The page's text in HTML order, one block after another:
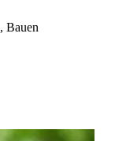
Bauen